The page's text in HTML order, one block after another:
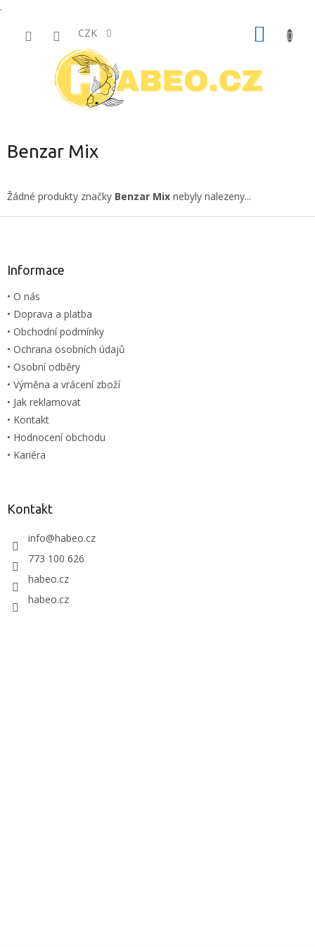
.
CZK
Benzar Mix
Žádné produkty značky Benzar Mix nebyly nalezeny...
Informace
• O nás
• Doprava a platba
• Obchodní podmínky
• Ochrana osobních údajů
• Osobní odběry
• Výměna a vrácení zboží
• Jak reklamovat
• Kontakt
• Hodnocení obchodu
• Kariéra
Kontakt
info@habeo.cz
773 100 626
habeo.cz
habeo.cz